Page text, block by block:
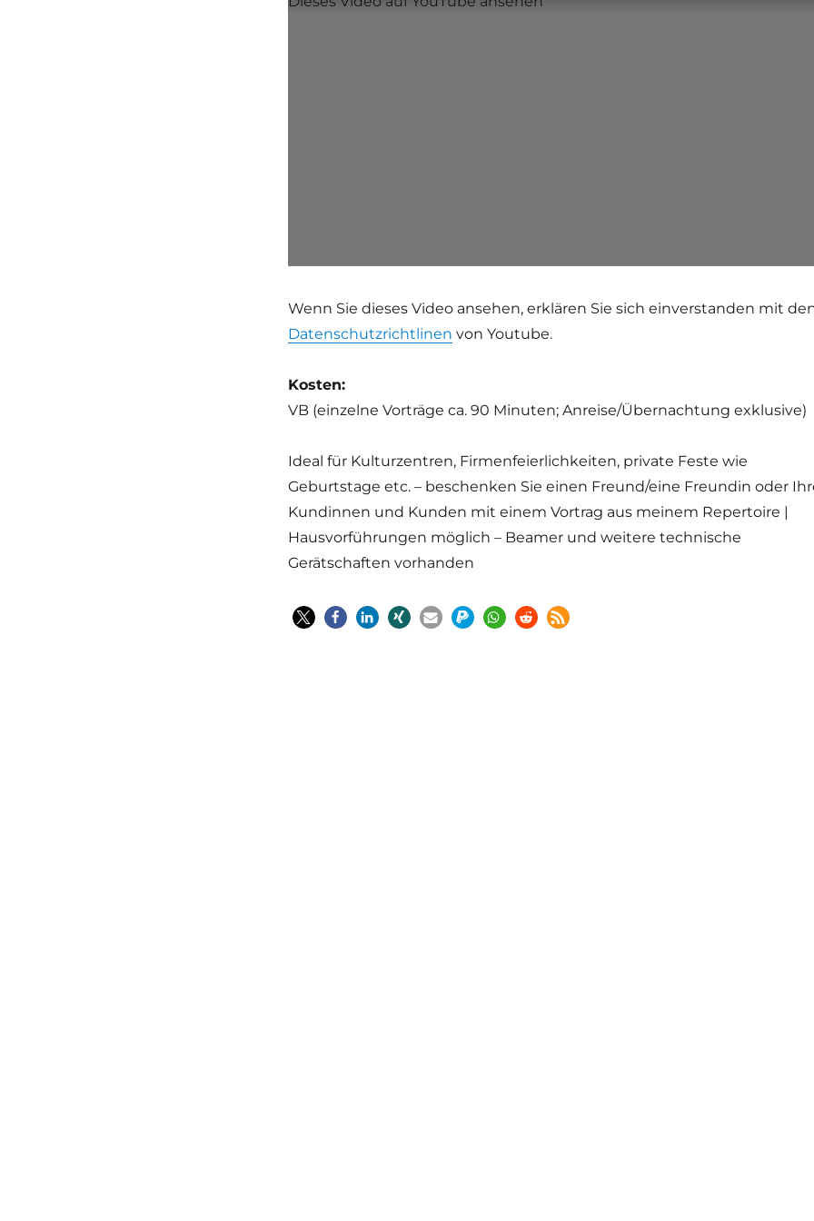
Wenn Sie dieses Video ansehen, erklären Sie sich einverstanden mit
Datenschutzrichtlinen von Youtube.
Kosten:
VB (einzelne Vorträge ca. 90 Minuten; Anreise/Übernachtung exklusive)
Ideal für Kulturzentren, Firmenfeierlichkeiten, private Feste wie
Geburtstage etc. – beschenken Sie einen Freund/eine Freundin oder
Kundinnen und Kunden mit einem Vortrag aus meinem Repertoire |
Hausvorführungen möglich – Beamer und weitere technische
Gerätschaften vorhanden